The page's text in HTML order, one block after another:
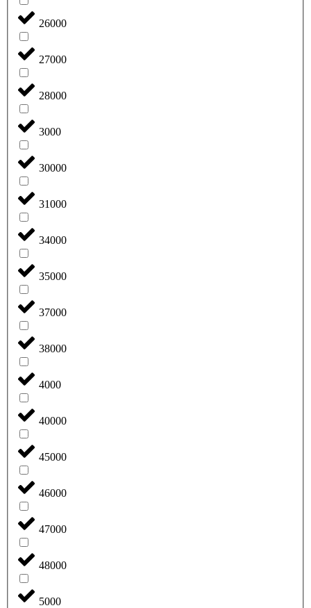
26000
27000
28000
3000
30000
31000
34000
35000
37000
38000
4000
40000
45000
46000
47000
48000
5000